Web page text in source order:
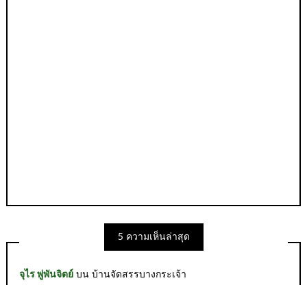
5 ความเห็นล่าสุด
จุไร พู่พันจิตย์ บนบ้านจัดสรรบางกระเจ้า